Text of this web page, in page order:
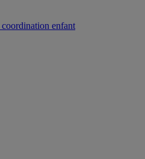
enfant